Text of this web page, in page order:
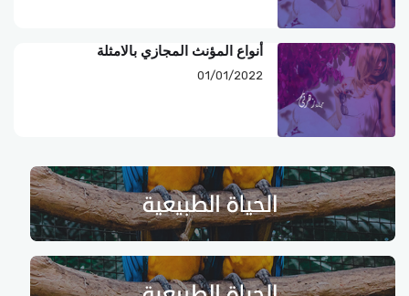
أنواع المؤنث المجازي بالامثلة
01/01/2022